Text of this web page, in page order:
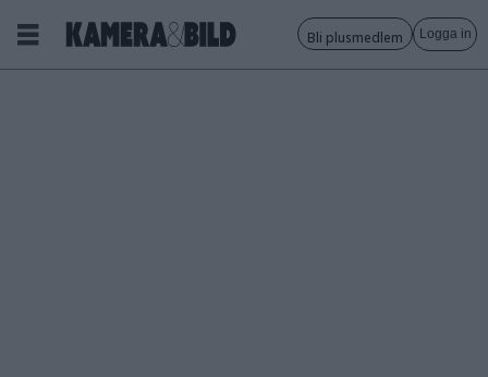
Bli plusmedlem Logga in